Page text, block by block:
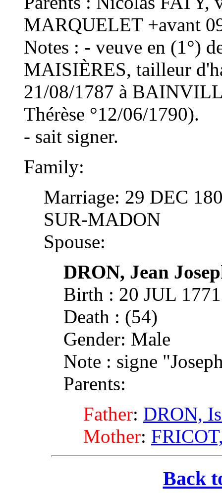
MARQUELET +avant
Notes : - veuve en (1°)
MAISIÈRES, tailleur
21/08/1787 à
Thérèse °12/06/1790).
- sait signer.
Family:
Marriage: 29 DEC
SUR-MADON
Spouse:
DRON, Jean
Birth : 20 JUL
Death : (54)
Gender: Male
Note : signe
Parents:
Father: DRON,
Mother:
Back